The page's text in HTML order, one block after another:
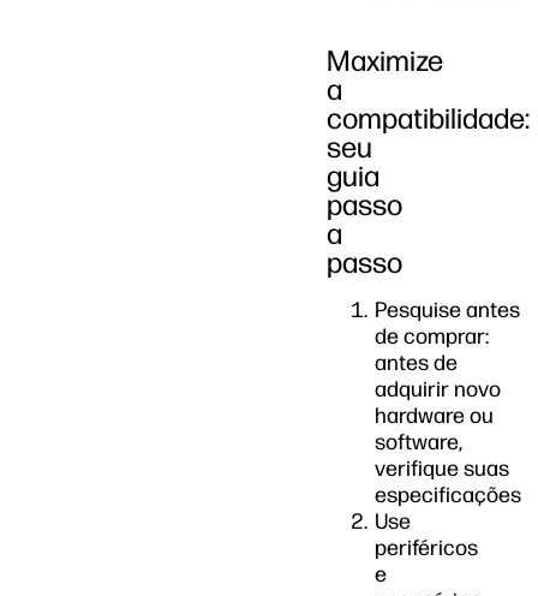
Maximize
a
compatibilidade:
seu
guia
passo
a
passo
Pesquise antes
de comprar:
antes de
adquirir novo
hardware ou
software,
verifique suas
especificações
Use
periféricos
e